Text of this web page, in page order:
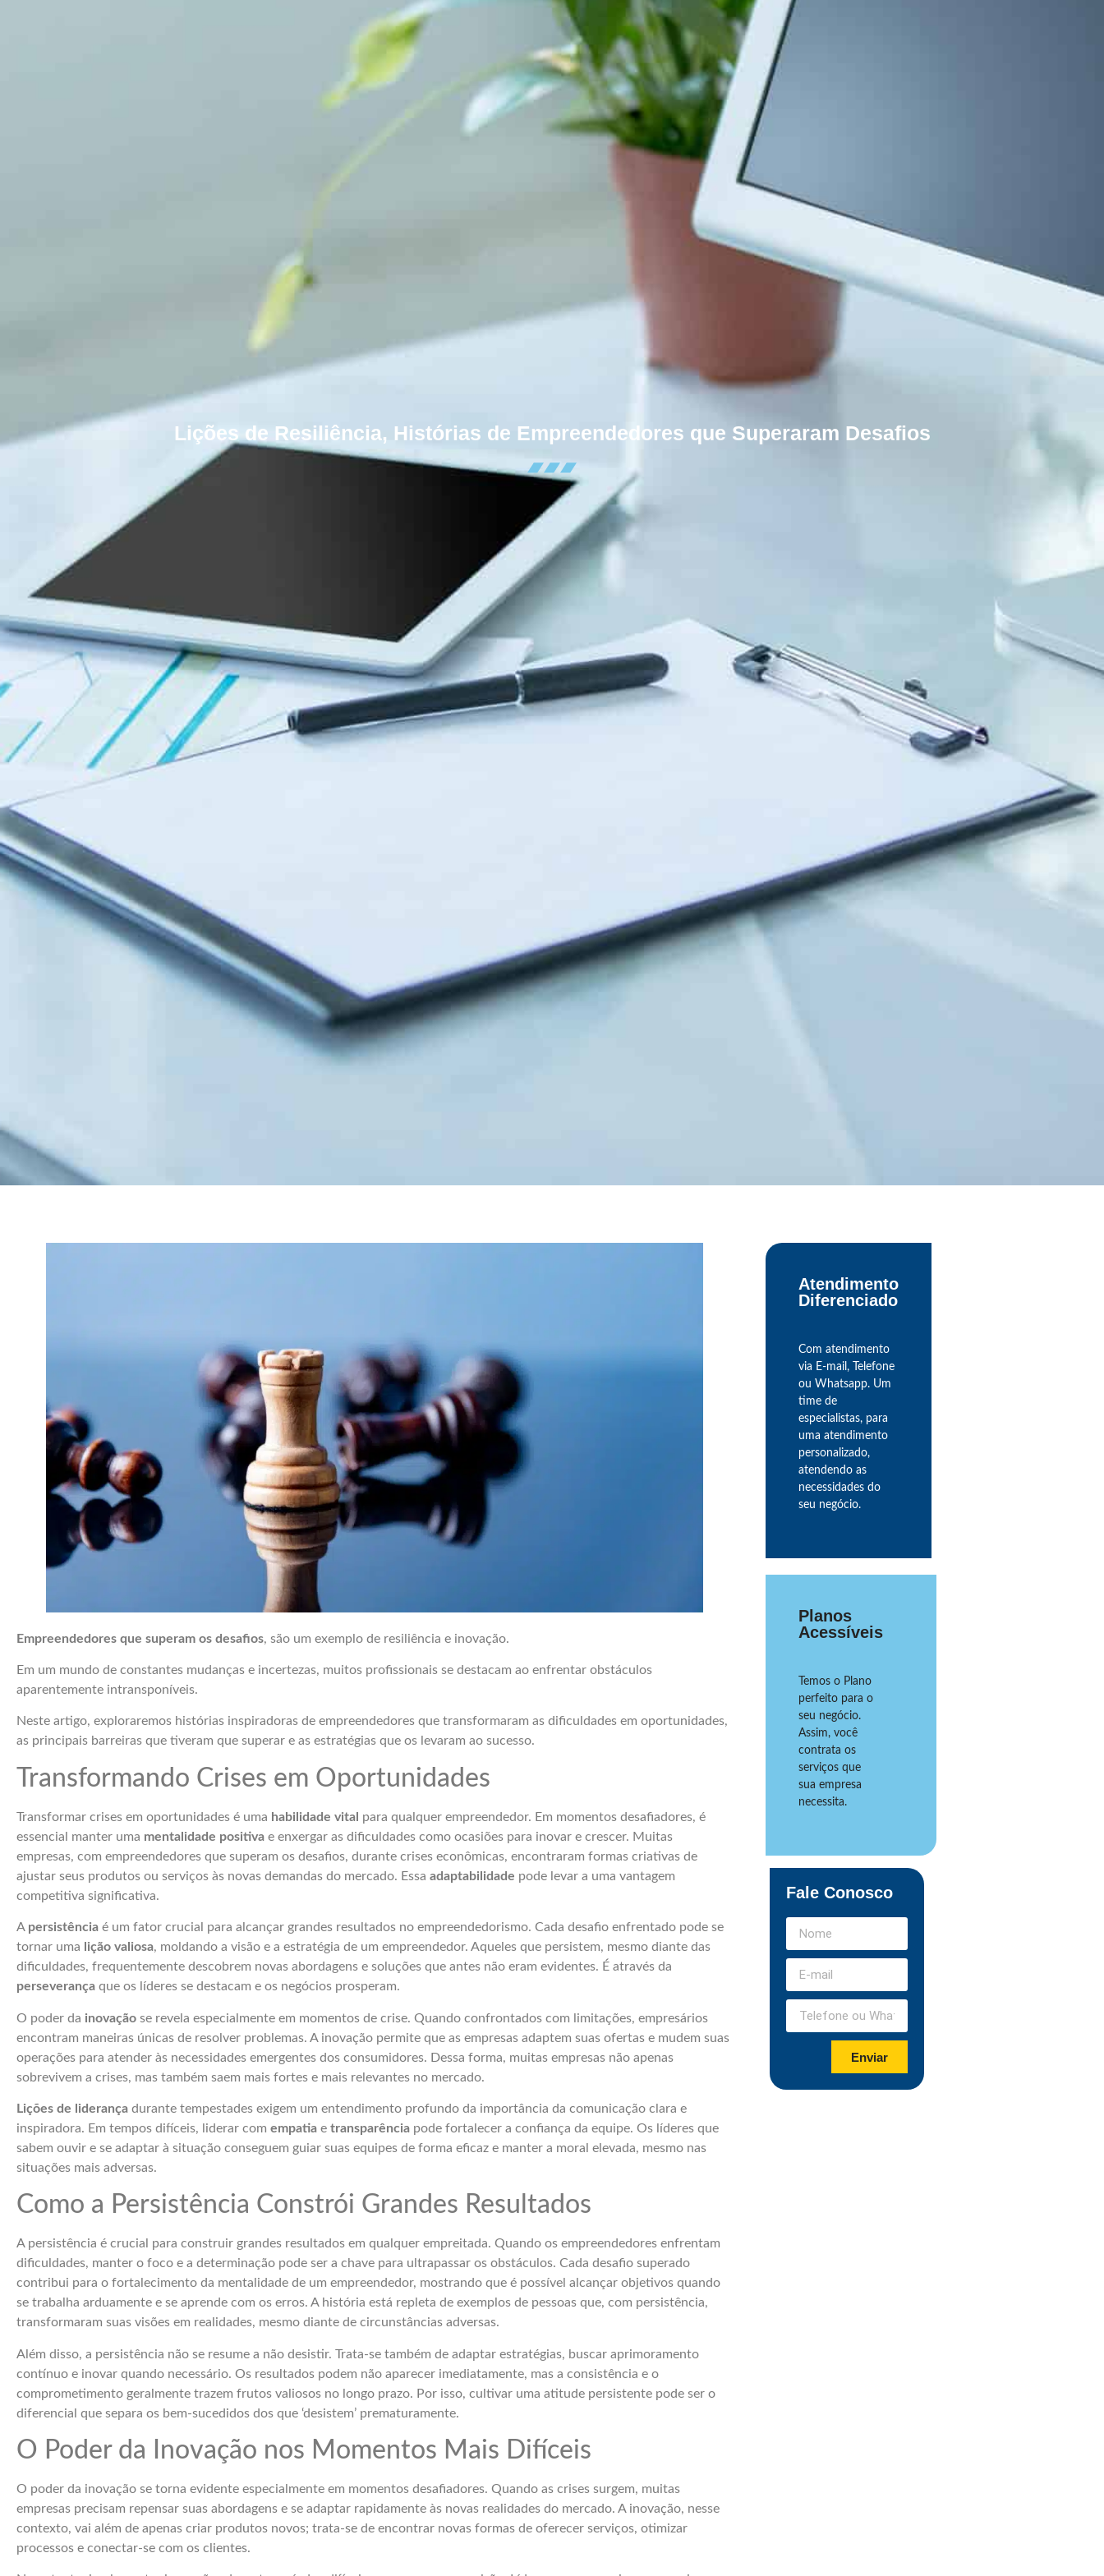
Lições de Resiliência, Histórias de Empreendedores que Superaram Desafios
Empreendedores que superam os desafios, são um exemplo de resiliência e inovação.
Em um mundo de constantes mudanças e incertezas, muitos profissionais se destacam ao enfrentar obstáculos
aparentemente intransponíveis.
Neste artigo, exploraremos histórias inspiradoras de empreendedores que transformaram as dificuldades em oportunidades,
as principais barreiras que tiveram que superar e as estratégias que os levaram ao sucesso.
Transformando Crises em Oportunidades
Transformar crises em oportunidades é uma habilidade vital para qualquer empreendedor. Em momentos desafiadores, é
essencial manter uma mentalidade positiva e enxergar as dificuldades como ocasiões para inovar e crescer. Muitas
empresas, com empreendedores que superam os desafios, durante crises econômicas, encontraram formas criativas de
ajustar seus produtos ou serviços às novas demandas do mercado. Essa adaptabilidade pode levar a uma vantagem
competitiva significativa.
A persistência é um fator crucial para alcançar grandes resultados no empreendedorismo. Cada desafio enfrentado pode se
tornar uma
lição valiosa, moldando a visão e a estratégia de um empreendedor. Aqueles que persistem, mesmo diante das
dificuldades, frequentemente descobrem novas abordagens e soluções que antes não eram evidentes. É através da
perseverança que os líderes se destacam e os negócios prosperam.
O poder da inovação se revela especialmente em momentos de crise. Quando confrontados com limitações, empresários
encontram maneiras únicas de resolver problemas. A inovação permite que as empresas adaptem suas ofertas e mudem suas
operações para atender às necessidades emergentes dos consumidores. Dessa forma, muitas empresas não apenas
sobrevivem a crises, mas também saem mais fortes e mais relevantes no mercado.
Lições de liderança durante tempestades exigem um entendimento profundo da importância da comunicação clara e
inspiradora. Em tempos difíceis, liderar com empatia e transparência pode fortalecer a confiança da equipe. Os líderes que
sabem ouvir e se adaptar à situação conseguem guiar suas equipes de forma eficaz e manter a moral elevada, mesmo nas
situações mais adversas.
Como a Persistência Constrói Grandes Resultados
A persistência é crucial para construir grandes resultados em qualquer empreitada. Quando os empreendedores enfrentam
dificuldades, manter o foco e a determinação pode ser a chave para ultrapassar os obstáculos. Cada desafio superado
contribui para o fortalecimento da mentalidade de um empreendedor, mostrando que é possível alcançar objetivos quando
se trabalha arduamente e se aprende com os erros. A história está repleta de exemplos de pessoas que, com persistência,
transformaram suas visões em realidades, mesmo diante de circunstâncias adversas.
Além disso, a persistência não se resume a não desistir. Trata-se também de adaptar estratégias, buscar aprimoramento
contínuo e inovar quando necessário. Os resultados podem não aparecer imediatamente, mas a consistência e o
comprometimento geralmente trazem frutos valiosos no longo prazo. Por isso, cultivar uma atitude persistente pode ser o
diferencial que separa os bem-sucedidos dos que ‘desistem’ prematuramente.
O Poder da Inovação nos Momentos Mais Difíceis
O poder da inovação se torna evidente especialmente em momentos desafiadores. Quando as crises surgem, muitas
empresas precisam repensar suas abordagens e se adaptar rapidamente às novas realidades do mercado. A inovação, nesse
contexto, vai além de apenas criar produtos novos; trata-se de encontrar novas formas de oferecer serviços, otimizar
processos e conectar-se com os clientes.
Atendimento
Diferenciado
Com atendimento
via E-mail, Telefone
ou Whatsapp. Um
time de
especialistas, para
uma atendimento
personalizado,
atendendo as
necessidades do
seu negócio.
Planos
Acessíveis
Temos o Plano
perfeito para o
seu negócio.
Assim, você
contrata os
serviços que
sua empresa
necessita.
Fale Conosco
Enviar